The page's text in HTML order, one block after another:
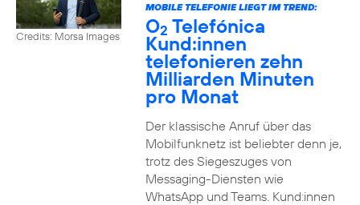
Credits: Morsa Images
MOBILE TELEFONIE LIEGT IM TREND:
O2 Telefónica
Kund:innen
telefonieren zehn
Milliarden Minuten
pro Monat
Der klassische Anruf über das
Mobilfunknetz ist beliebter denn je,
trotz des Siegeszuges von
Messaging-Diensten wie
WhatsApp und Teams. Kund:innen